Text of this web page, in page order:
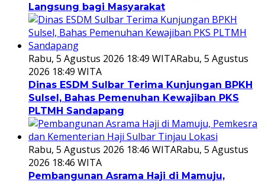
Langsung bagi Masyarakat
Rabu, 5 Agustus 2026 18:49 WITARabu, 5 Agustus
2026 18:49 WITA
Dinas ESDM Sulbar Terima Kunjungan BPKH
Sulsel, Bahas Pemenuhan Kewajiban PKS
PLTMH Sandapang
Rabu, 5 Agustus 2026 18:46 WITARabu, 5 Agustus
2026 18:46 WITA
Pembangunan Asrama Haji di Mamuju,